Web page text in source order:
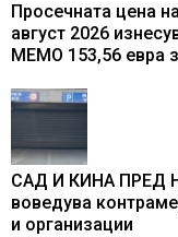
Просечната цена
август 2026
МЕМО 153,56 евра
САД И КИНА ПРЕД
воведува
и организации